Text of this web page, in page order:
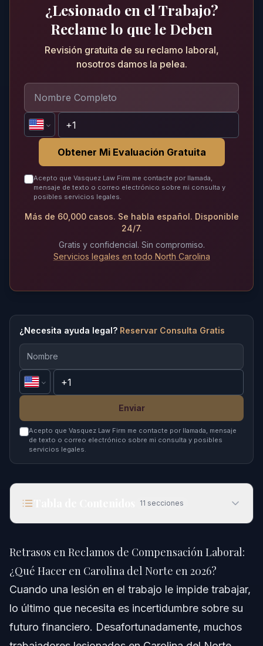
¿Lesionado en el Trabajo?
Reclame lo que le Deben
Revisión gratuita de su reclamo laboral,
nosotros damos la pelea.
Obtener Mi Evaluación Gratuita
Acepto que Vasquez Law Firm me contacte por llamada,
mensaje de texto o correo electrónico sobre mi consulta y
posibles servicios legales.
Más de 60,000 casos. Se habla español. Disponible
24/7.
Gratis y confidencial. Sin compromiso.
Servicios legales en todo North Carolina
¿Necesita ayuda legal? Reservar Consulta Gratis
Enviar
Acepto que Vasquez Law Firm me contacte por llamada, mensaje
de texto o correo electrónico sobre mi consulta y posibles
servicios legales.
11 secciones
¿Qué Hacer en Carolina del Norte en 2026?
Respuesta Rápida
Por Qué Ocurren los Retrasos en los Reclamos de
Compensación Laboral en Carolina del Norte
El Impacto de los Beneficios de Compensación
Retrasos en Reclamos de Compensación Laboral:
¿Qué Hacer en Carolina del Norte en 2026?
Cuando una lesión en el trabajo le impide trabajar,
lo último que necesita es incertidumbre sobre su
futuro financiero. Desafortunadamente, muchos